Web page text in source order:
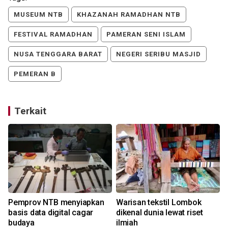
MUSEUM NTB KHAZANAH RAMADHAN NTB
FESTIVAL RAMADHAN PAMERAN SENI ISLAM
NUSA TENGGARA BARAT NEGERI SERIBU MASJID
PEMERAN B
Terkait
Pemprov NTB menyiapkan
basis data digital cagar
budaya
Warisan tekstil Lombok
dikenal dunia lewat riset
ilmiah